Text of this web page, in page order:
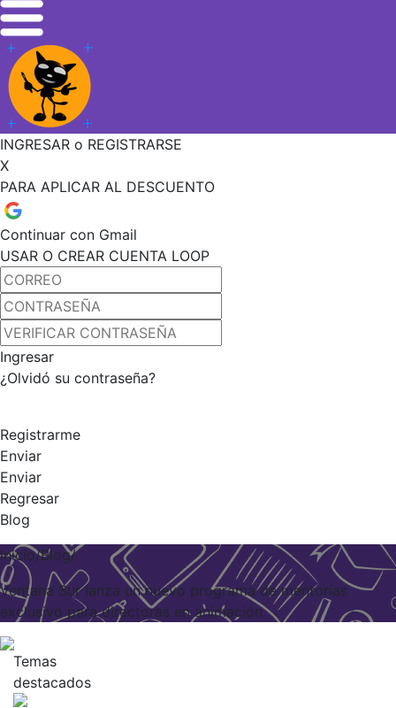
INGRESAR o REGISTRARSE
X
PARA APLICAR AL DESCUENTO
Continuar con Gmail
USAR O CREAR CUENTA LOOP
Ingresar
¿Olvidó su contraseña?
Registrarme
Enviar
Enviar
Regresar
Blog
Inicio/Blog/
Ventana Sur lanza un nuevo programa de mentorías
exclusivo para directoras en animación
Temas
destacados